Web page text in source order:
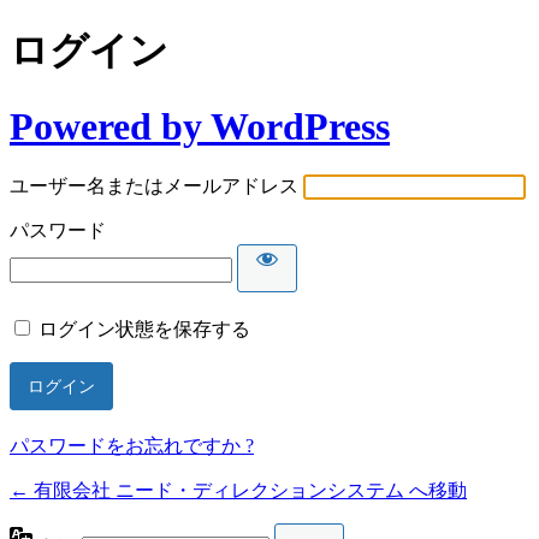
ログイン
Powered by WordPress
ユーザー名またはメールアドレス
パスワード
ログイン状態を保存する
パスワードをお忘れですか ?
← 有限会社 ニード・ディレクションシステム へ移動